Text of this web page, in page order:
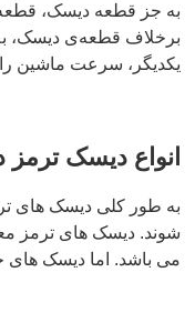
به جز قطعه دیسک،
برخلاف قطعه‌ی دیسک،
یکدیگر، سرعت ماشین
انواع دیسک ترمز
به طور کلی دیسک های
شوند. دیسک های ترمز
می باشد. اما دیسک های